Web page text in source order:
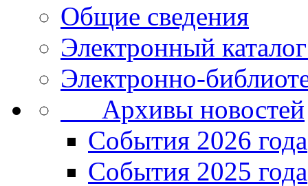
Общие сведения
Электронный
Электронно-
Архивы новостей
Cобытия 2026 года
События 2025 года